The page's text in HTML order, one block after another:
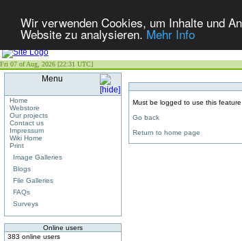
Wir verwenden Cookies, um Inhalte und
Website zu analysieren.Mehr Info
Fri 07 of Aug, 2026 [22:31 UTC]
Menu
Home
Webstore
Our projects
Contact us
Impressum
Wiki Home
Print
Image Galleries
Blogs
File Galleries
FAQs
Surveys
Online users
383 online users
Must be logged to use this feature
Go back
Return to home page